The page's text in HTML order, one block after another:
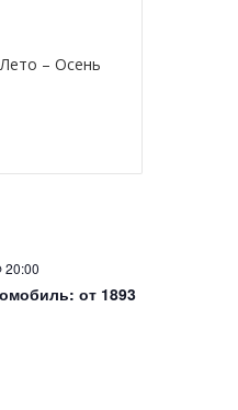
– Осень
20:00
от 1893